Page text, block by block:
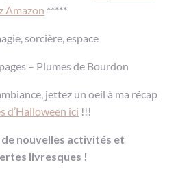
Amazon *****
sorcière, espace
– Plumes de Bourdon
jettez un oeil à ma récap
d’Halloween ici !!!
nouvelles activités et
livresques !